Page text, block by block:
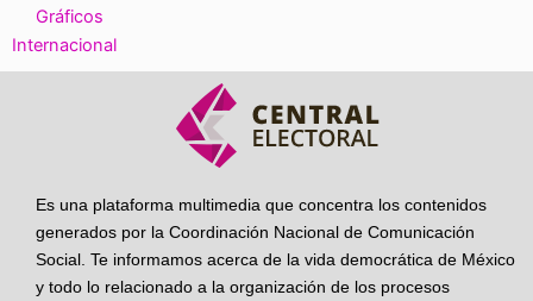
Gráficos
Internacional
Es una plataforma multimedia que concentra los contenidos
generados por la Coordinación Nacional de Comunicación
Social. Te informamos acerca de la vida democrática de México
y todo lo relacionado a la organización de los procesos